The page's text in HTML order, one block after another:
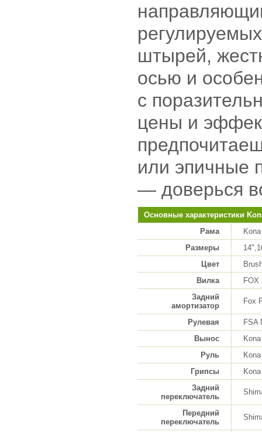
штырей,
осью и
с
цены и
или эпичные
— доверься
Основные характеристики
Рама
Размеры
Цвет
Вилка
FOX
Задний
амортизатор
Fox
Рулевая
FSA
Вынос
Руль
Грипсы
Задний
переключатель
Передний
переключатель